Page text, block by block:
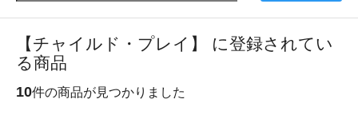
【チャイルド・プレイ】 に登録されてい
る商品
10件の商品が見つかりました